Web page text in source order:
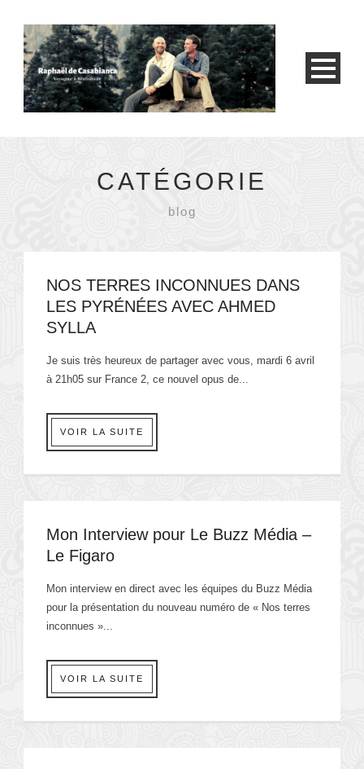
CATÉGORIE
blog
NOS TERRES INCONNUES DANS
LES PYRÉNÉES AVEC AHMED
SYLLA
Je suis très heureux de partager avec vous, mardi 6 avril
à 21h05 sur France 2, ce nouvel opus de...
VOIR LA SUITE
Mon Interview pour Le Buzz Média –
Le Figaro
Mon interview en direct avec les équipes du Buzz Média
pour la présentation du nouveau numéro de « Nos terres
inconnues »...
VOIR LA SUITE